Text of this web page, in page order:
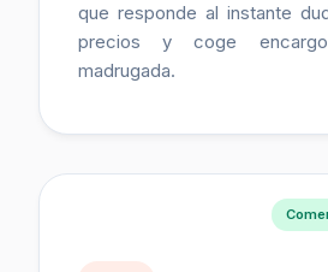
que responde al instante
precios y coge
madrugada.